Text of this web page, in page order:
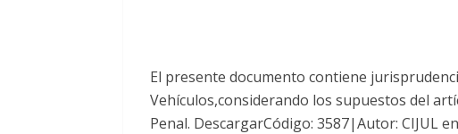
El presente documento contiene
Vehículos,considerando los supuestos del
Penal. DescargarCódigo: 3587|Autor: CIJUL